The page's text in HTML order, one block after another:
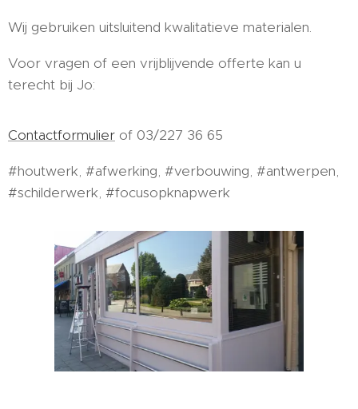
Wij gebruiken uitsluitend kwalitatieve materialen.
Voor vragen of een vrijblijvende offerte kan u
terecht bij Jo:
Contactformulier of 03/227 36 65
#houtwerk, #afwerking, #verbouwing, #antwerpen,
#schilderwerk, #focusopknapwerk